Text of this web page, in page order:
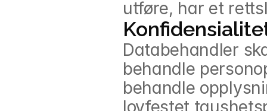
utføre, har et
Databehandler
behandle
behandle
lovfestet